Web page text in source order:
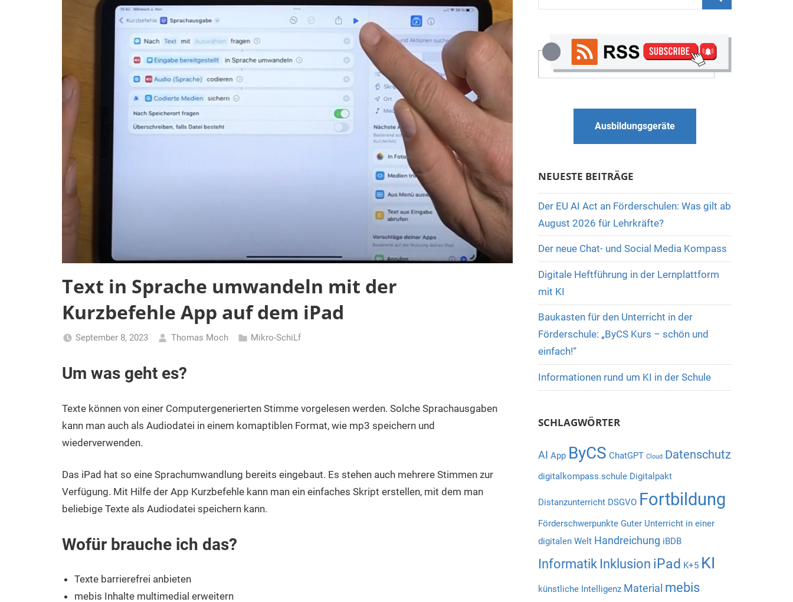
(BdB)
Text in Sprache umwandeln mit der
Kurzbefehle App auf dem iPad
September 8, 2023 Thomas Moch Mikro-SchiLf
Um was geht es?
Texte können von einer Computergenerierten Stimme vorgelesen werden. Solche Sprachausgaben
kann man auch als Audiodatei in einem komaptiblen Format, wie mp3 speichern und
wiederverwenden.
Das iPad hat so eine Sprachumwandlung bereits eingebaut. Es stehen auch mehrere Stimmen zur
Verfügung. Mit Hilfe der App Kurzbefehle kann man ein einfaches Skript erstellen, mit dem man
beliebige Texte als Audiodatei speichern kann.
Wofür brauche ich das?
Texte barrierefrei anbieten
mebis Inhalte multimedial erweitern
Ausbildungsgeräte
NEUESTE BEITRÄGE
Der EU AI Act an Förderschulen: Was gilt ab
August 2026 für Lehrkräfte?
Der neue Chat- und Social Media Kompass
Digitale Heftführung in der Lernplattform
mit KI
Baukasten für den Unterricht in der
Förderschule: „ByCS Kurs – schön und
einfach!“
Informationen rund um KI in der Schule
SCHLAGWÖRTER
AI App ByCS ChatGPT Cloud Datenschutz
digitalkompass.schule Digitalpakt
Distanzunterricht DSGVO Fortbildung
Förderschwerpunkte Guter Unterricht in einer
digitalen Welt Handreichung iBDB
Informatik Inklusion iPad K+5 KI
künstliche Intelligenz Material mebis